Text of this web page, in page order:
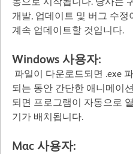
개발, 업데이트 및 버그 수
계속 업데이트할 것입니다.
Windows 사용자:
파일이 다운로드되면 .exe
되는 동안 간단한 애니메이
되면 프로그램이 자동으로
기가 배치됩니다.
Mac 사용자: